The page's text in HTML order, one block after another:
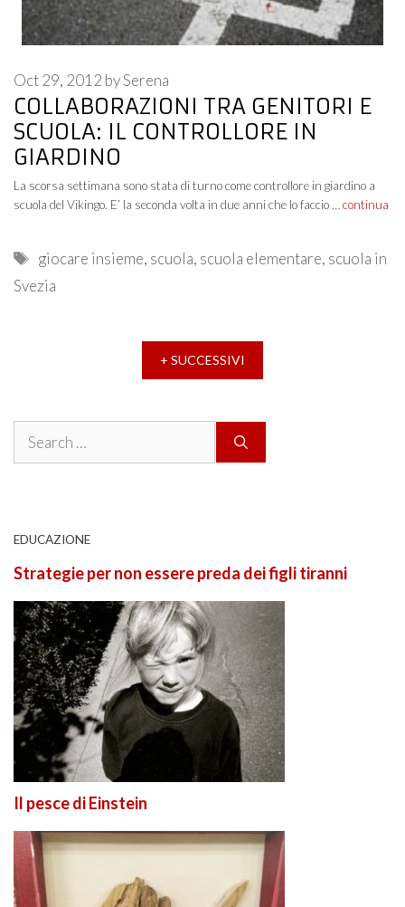
COLLABORAZIONI TRA GENITORI E
SCUOLA: IL CONTROLLORE IN
GIARDINO
Oct 29, 2012 bySerena
La scorsa settimana sono stata di turno come controllore in giardino a
scuola del Vikingo. E’ la seconda volta in due anni che lo faccio … continua
Tags
giocare insieme, scuola, scuola elementare, scuola in
Svezia
+ SUCCESSIVI
Search
EDUCAZIONE
Strategie per non essere preda dei figli tiranni
Il pesce di Einstein